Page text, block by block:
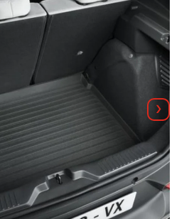
Далі